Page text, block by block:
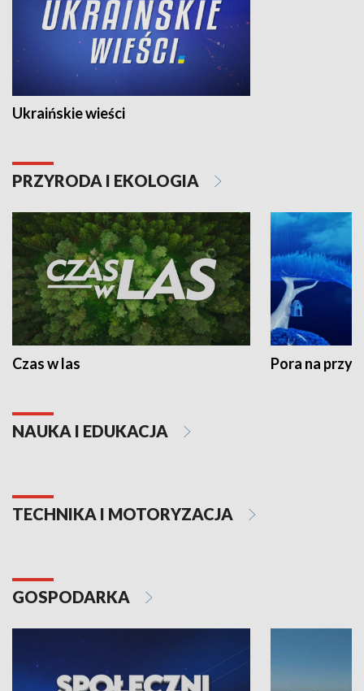
Ukraińskie wieści
PRZYRODA I EKOLOGIA
Czas w las Pora na
NAUKA I EDUKACJA
TECHNIKA I MOTORYZACJA
GOSPODARKA